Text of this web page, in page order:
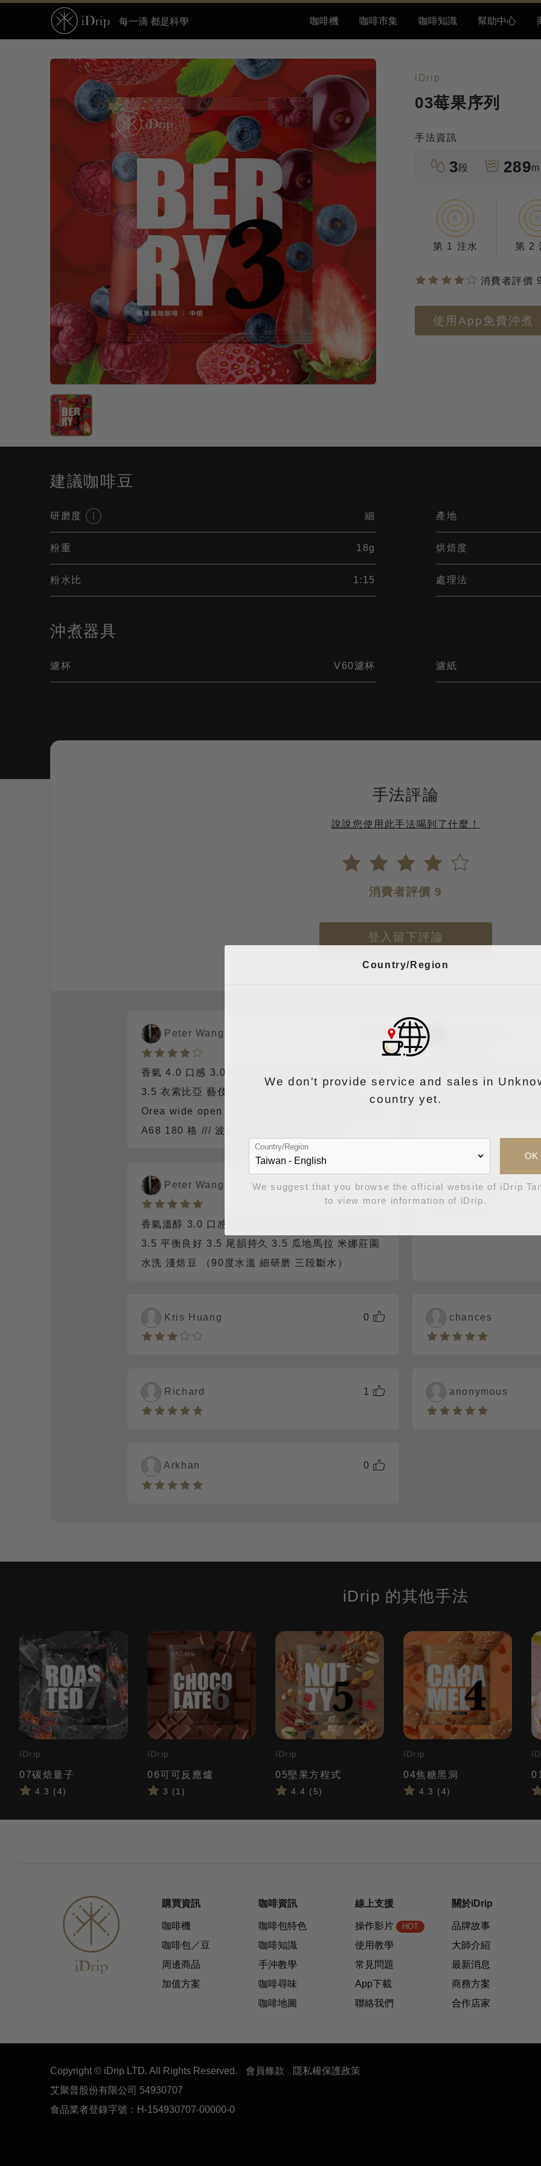
每一滴 都是科學 咖啡機 咖啡市集 咖啡知識 幫助中心
iDrip
03莓果序列
手法資訊
3段 289
第 1 注水 第 2
消費者評價
使用App免費沖煮
建議咖啡豆
研磨度 細 產地
粉重 18g 烘焙度
粉水比 1:15 處理法
沖煮器具
濾杯 V60濾杯 濾紙
手法評論
說說您使用此手法喝到了什麼！
消費者評價 9
登入留下評論
Peter Wang
香氣 4.0 口感 3.0 酸度 3.0 甜感 3.5 平衡 3.5 尾韻
3.5 衣索比亞 藝伎村 金標 #116 蜜處理 淺焙 /
Orea wide open 濾杯 + 185 蛋糕濾紙 // 研磨度 中
A68 180 格 /// 波爾天然水 //// 360 風味杯
0
Peter Wang
香氣溫醇 3.0 口感飽滿 3.0 酸度細緻 3.5 甜感柔美
3.5 平衡良好 3.5 尾韻持久 3.5 瓜地馬拉 米娜莊園
水洗 淺焙豆 （90度水溫 細研磨 三段斷水）
anonymous
0
Kris Huang chances
1
Richard anonymous
0
Arkhan
iDrip 的其他手法
iDrip
07碳焙量子
4.3 (4)
iDrip
06可可反應爐
3 (1)
iDrip
05堅果方程式
4.4 (5)
iDrip
04焦糖黑洞
4.3 (4)
購買資訊
咖啡機
咖啡包／豆
周邊商品
加值方案
咖啡資訊
咖啡包特色
咖啡知識
手沖教學
咖啡尋味
咖啡地圖
線上支援
操作影片 HOT
使用教學
常見問題
App下載
聯絡我們
關於iDrip
品牌故事
大師介紹
最新消息
商務方案
合作店家
Copyright © iDrip LTD. All Rights Reserved. 會員條款
隱私權保護政策
艾聚普股份有限公司 54930707
食品業者登錄字號：H-154930707-00000-0
Country/Region
We don't provide service and sales in
country yet.
Country/Region
OK
We suggest that you browse the official website of iDrip
to view more information of iDrip.